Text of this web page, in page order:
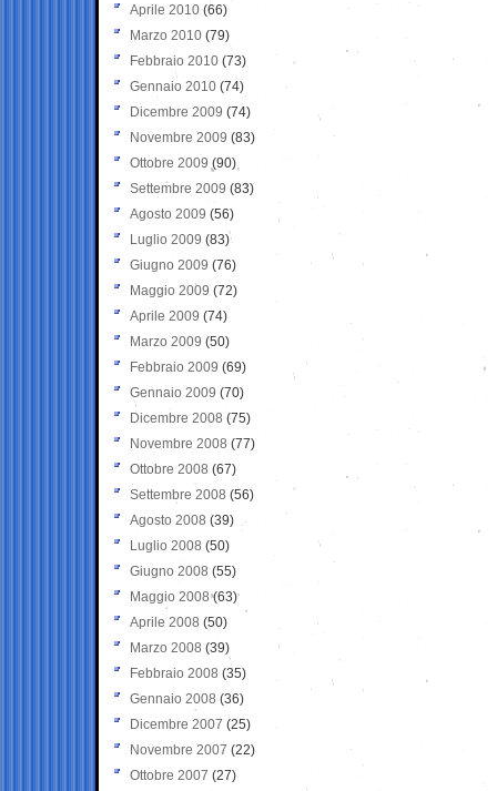
Aprile 2010 (66)
Marzo 2010 (79)
Febbraio 2010 (73)
Gennaio 2010 (74)
Dicembre 2009 (74)
Novembre 2009 (83)
Ottobre 2009 (90)
Settembre 2009 (83)
Agosto 2009 (56)
Luglio 2009 (83)
Giugno 2009 (76)
Maggio 2009 (72)
Aprile 2009 (74)
Marzo 2009 (50)
Febbraio 2009 (69)
Gennaio 2009 (70)
Dicembre 2008 (75)
Novembre 2008 (77)
Ottobre 2008 (67)
Settembre 2008 (56)
Agosto 2008 (39)
Luglio 2008 (50)
Giugno 2008 (55)
Maggio 2008(63)
Aprile 2008 (50)
Marzo 2008 (39)
Febbraio 2008 (35)
Gennaio 2008 (36)
Dicembre 2007 (25)
Novembre 2007 (22)
Ottobre 2007 (27)